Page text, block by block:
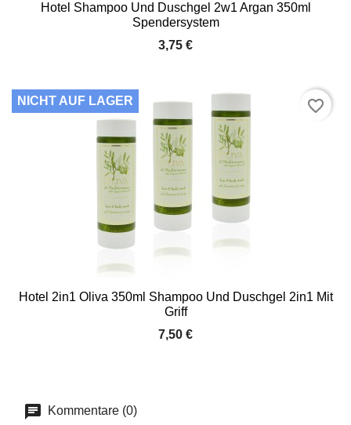
Hotel Shampoo Und Duschgel 2w1 Argan 350ml
Spendersystem
3,75 €
Hotel 2in1 Oliva 350ml Shampoo Und Duschgel 2in1 Mit
Griff
7,50 €
NICHT AUF LAGER favorite_border
Kommentare (0)